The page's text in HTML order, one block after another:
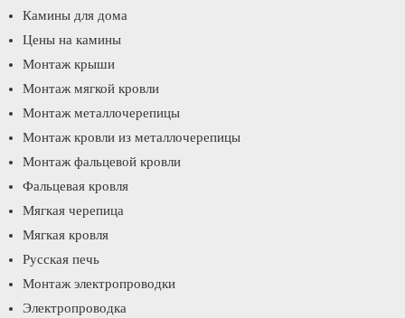
Камины для дома
Цены на камины
Монтаж крыши
Монтаж мягкой кровли
Монтаж металлочерепицы
Монтаж кровли из металлочерепицы
Монтаж фальцевой кровли
Фальцевая кровля
Мягкая черепица
Мягкая кровля
Русская печь
Монтаж электропроводки
Электропроводка